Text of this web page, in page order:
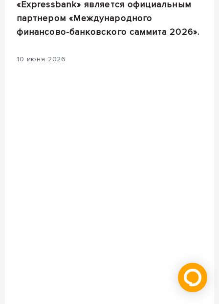
«Expressbank» является официальным
партнером «Международного
финансово-банковского саммита 2026».
10 июня 2026